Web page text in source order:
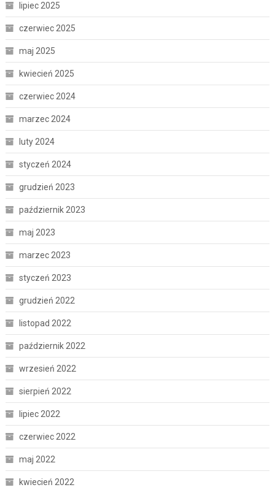
lipiec 2025
czerwiec 2025
maj 2025
kwiecień 2025
czerwiec 2024
marzec 2024
luty 2024
styczeń 2024
grudzień 2023
październik 2023
maj 2023
marzec 2023
styczeń 2023
grudzień 2022
listopad 2022
październik 2022
wrzesień 2022
sierpień 2022
lipiec 2022
czerwiec 2022
maj 2022
kwiecień 2022